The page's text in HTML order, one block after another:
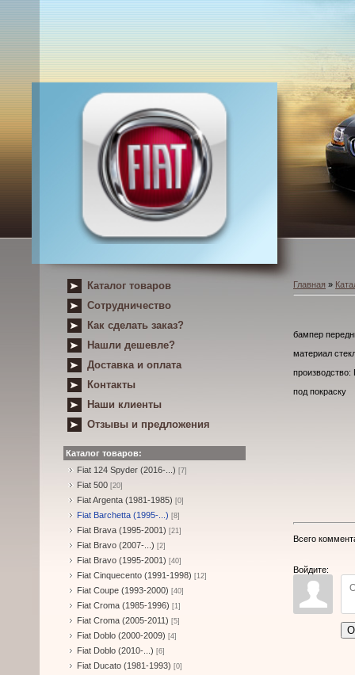
Каталог товаров
Сотрудничество
Как сделать заказ?
Нашли дешевле?
Доставка и оплата
Контакты
Наши клиенты
Отзывы и предложения
Каталог товаров:
Fiat 124 Spyder (2016-...) [7]
Fiat 500 [20]
Fiat Argenta (1981-1985) [0]
Fiat Barchetta (1995-...) [8]
Fiat Brava (1995-2001) [21]
Fiat Bravo (2007-...) [2]
Fiat Bravo (1995-2001) [40]
Fiat Cinquecento (1991-1998) [12]
Fiat Coupe (1993-2000) [40]
Fiat Croma (1985-1996) [1]
Fiat Croma (2005-2011) [5]
Fiat Doblo (2000-2009) [4]
Fiat Doblo (2010-...) [6]
Fiat Ducato (1981-1993) [0]
Главная »
бампер
материал
под покраску
Всего
Войдите: